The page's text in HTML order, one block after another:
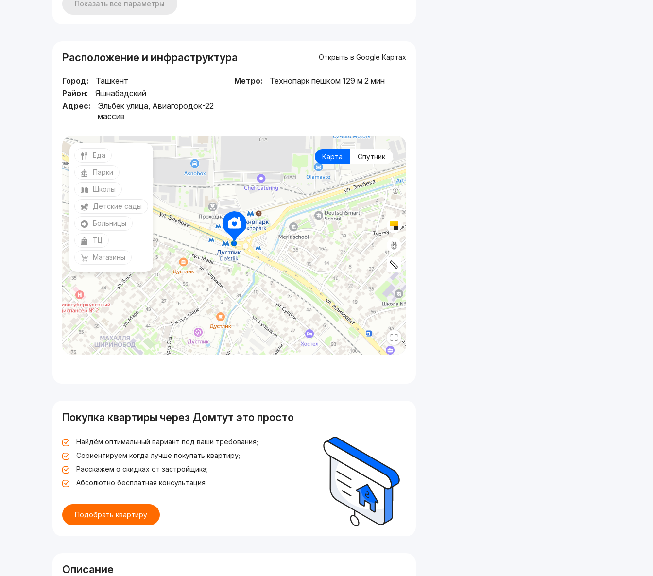
Показать все параметры
Расположение и инфраструктура Открыть в Google Картах
Город:
Ташкент
Район:
Яшнабадский
Адрес:
Эльбек улица, Авиагородок-22
массив
Метро: Технопарк пешком 129 м 2 мин
Карта Спутник
Еда
Парки
Школы
Детские сады
Больницы
ТЦ
Магазины
Покупка квартиры через Домтут это просто
Найдём оптимальный вариант под ваши требования;
Сориентируем когда лучше покупать квартиру;
Расскажем о скидках от застройщика;
Абсолютно бесплатная консультация;
Подобрать квартиру
Описание